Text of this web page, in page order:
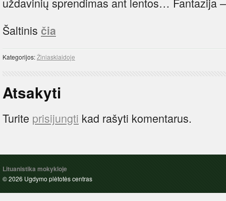
Šaltinis čia
Kategorijos:Žiniasklaidoje
Atsakyti
Turite prisijungti kad rašyti komentarus.
Lituanistika mokykloje
© 2026 Ugdymo plėtotės centras